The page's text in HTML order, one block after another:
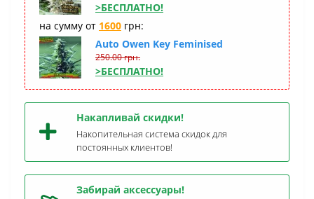
>БЕСПЛАТНО!
на сумму от 1600 грн:
Auto Owen Key Feminised
250.00 грн.
>БЕСПЛАТНО!
Накапливай скидки!
Накопительная система скидок для
постоянных клиентов!
Забирай аксессуары!